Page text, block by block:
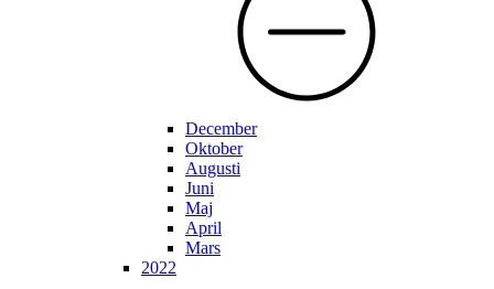
December
Oktober
Augusti
Juni
Maj
April
Mars
2022